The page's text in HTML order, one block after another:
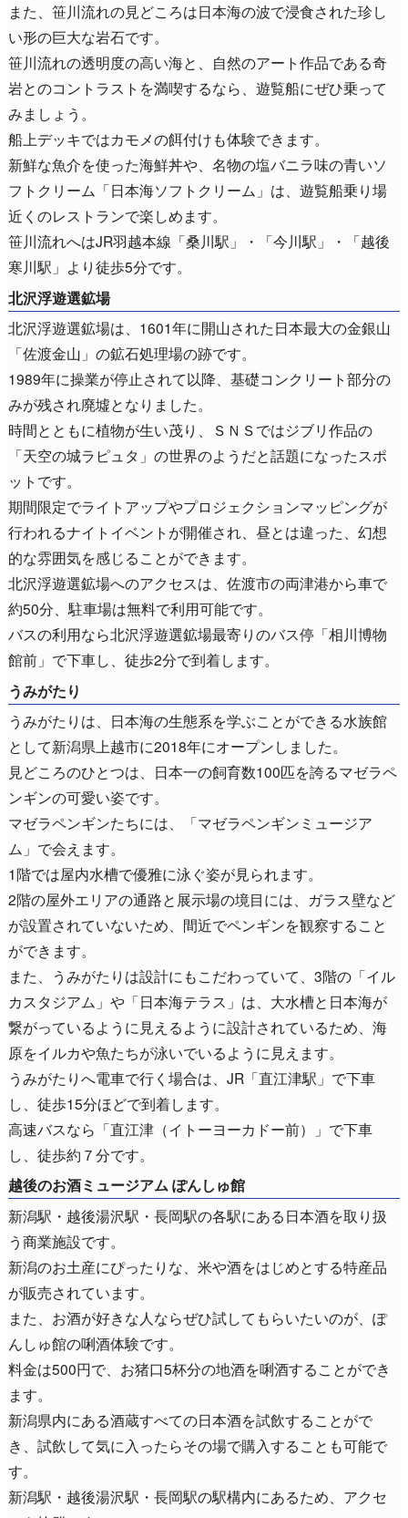
また、笹川流れの見どころは日本海の波で浸食された珍し
い形の巨大な岩石です。
笹川流れの透明度の高い海と、自然のアート作品である奇
岩とのコントラストを満喫するなら、遊覧船にぜひ乗って
みましょう。
船上デッキではカモメの餌付けも体験できます。
新鮮な魚介を使った海鮮丼や、名物の塩バニラ味の青いソ
フトクリーム「日本海ソフトクリーム」は、遊覧船乗り場
近くのレストランで楽しめます。
笹川流れへはJR羽越本線「桑川駅」・「今川駅」・「越後
寒川駅」より徒歩5分です。
北沢浮遊選鉱場
北沢浮遊選鉱場は、1601年に開山された日本最大の金銀山
「佐渡金山」の鉱石処理場の跡です。
1989年に操業が停止されて以降、基礎コンクリート部分の
みが残され廃墟となりました。
時間とともに植物が生い茂り、ＳＮＳではジブリ作品の
「天空の城ラピュタ」の世界のようだと話題になったスポ
ットです。
期間限定でライトアップやプロジェクションマッピングが
行われるナイトイベントが開催され、昼とは違った、幻想
的な雰囲気を感じることができます。
北沢浮遊選鉱場へのアクセスは、佐渡市の両津港から車で
約50分、駐車場は無料で利用可能です。
バスの利用なら北沢浮遊選鉱場最寄りのバス停「相川博物
館前」で下車し、徒歩2分で到着します。
うみがたり
うみがたりは、日本海の生態系を学ぶことができる水族館
として新潟県上越市に2018年にオープンしました。
見どころのひとつは、日本一の飼育数100匹を誇るマゼラペ
ンギンの可愛い姿です。
マゼラペンギンたちには、「マゼラペンギンミュージア
ム」で会えます。
1階では屋内水槽で優雅に泳ぐ姿が見られます。
2階の屋外エリアの通路と展示場の境目には、ガラス壁など
が設置されていないため、間近でペンギンを観察すること
ができます。
また、うみがたりは設計にもこだわっていて、3階の「イル
カスタジアム」や「日本海テラス」は、大水槽と日本海が
繋がっているように見えるように設計されているため、海
原をイルカや魚たちが泳いでいるように見えます。
うみがたりへ電車で行く場合は、JR「直江津駅」で下車
し、徒歩15分ほどで到着します。
高速バスなら「直江津（イトーヨーカドー前）」で下車
し、徒歩約７分です。
越後のお酒ミュージアム ぽんしゅ館
新潟駅・越後湯沢駅・長岡駅の各駅にある日本酒を取り扱
う商業施設です。
新潟のお土産にぴったりな、米や酒をはじめとする特産品
が販売されています。
また、お酒が好きな人ならぜひ試してもらいたいのが、ぽ
んしゅ館の唎酒体験です。
料金は500円で、お猪口5杯分の地酒を唎酒することができ
ます。
新潟県内にある酒蔵すべての日本酒を試飲することがで
き、試飲して気に入ったらその場で購入することも可能で
す。
新潟駅・越後湯沢駅・長岡駅の駅構内にあるため、アクセ